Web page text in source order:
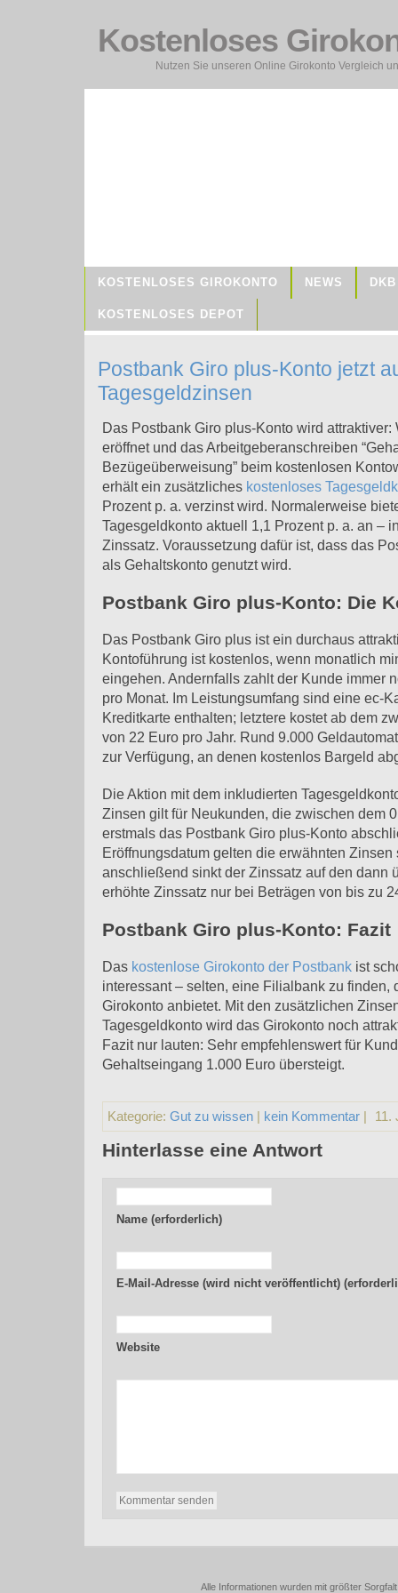
Kostenloses
Nutzen Sie unseren Online Girokonto Vergleich
KOSTENLOSES GIROKONTO NEWS
KOSTENLOSES DEPOT
Postbank Giro plus-Konto jetzt
Tagesgeldzinsen
Das Postbank Giro plus-Konto wird
eröffnet und das Arbeitgeberanschreiben
Bezügeüberweisung” beim kostenlosen
erhält ein zusätzliches kostenloses
Prozent p. a. verzinst wird. Normalerweise
Tagesgeldkonto aktuell 1,1 Prozent p. a. an –
Zinssatz. Voraussetzung dafür ist, dass das
als Gehaltskonto genutzt wird.
Postbank Giro plus-Konto: Die
Das Postbank Giro plus ist ein durchaus
Kontoführung ist kostenlos, wenn monatlich
eingehen. Andernfalls zahlt der Kunde immer
pro Monat. Im Leistungsumfang sind eine ec-
Kreditkarte enthalten; letztere kostet ab dem
von 22 Euro pro Jahr. Rund 9.000
zur Verfügung, an denen kostenlos Bargeld
Die Aktion mit dem inkludierten
Zinsen gilt für Neukunden, die zwischen dem
erstmals das Postbank Giro plus-Konto
Eröffnungsdatum gelten die erwähnten Zinsen
anschließend sinkt der Zinssatz auf den dann
erhöhte Zinssatz nur bei Beträgen von bis zu
Postbank Giro plus-Konto: Fazit
Das kostenlose Girokonto der Postbank ist
interessant – selten, eine Filialbank zu finden,
Girokonto anbietet. Mit den zusätzlichen
Tagesgeldkonto wird das Girokonto noch
Fazit nur lauten: Sehr empfehlenswert für
Gehaltseingang 1.000 Euro übersteigt.
Kategorie: Gut zu wissen | kein Kommentar | 11.
Hinterlasse eine Antwort
Name (erforderlich)
E-Mail-Adresse (wird nicht veröffentlicht)
Website
Alle Informationen wurden mit größter